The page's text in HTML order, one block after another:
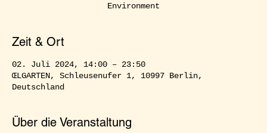
Environment
Zeit & Ort
02. Juli 2024, 14:00 – 23:50
ŒLGARTEN, Schleusenufer 1, 10997 Berlin,
Deutschland
Über die Veranstaltung